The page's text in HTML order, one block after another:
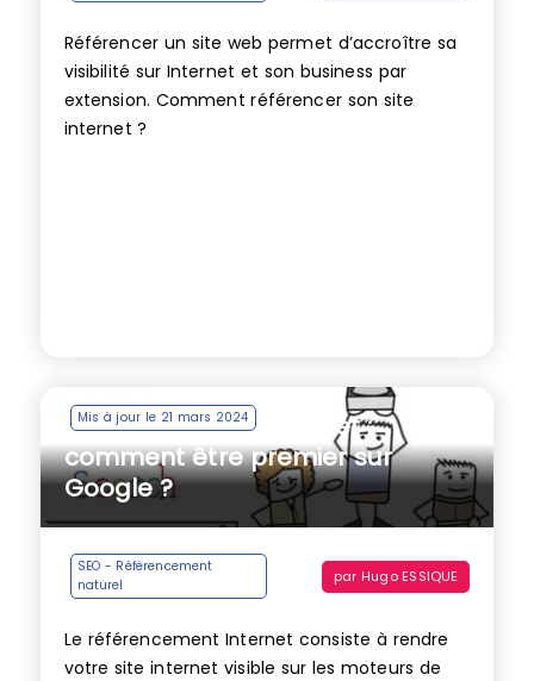
Référencer un site web permet d’accroître sa
visibilité sur Internet et son business par
extension. Comment référencer son site
internet ?
Mis à jour le 21 mars 2024
Référencement Internet :
comment être premier sur
Google ?
SEO - Référencement
naturel
par Hugo ESSIQUE
Le référencement Internet consiste à rendre
votre site internet visible sur les moteurs de